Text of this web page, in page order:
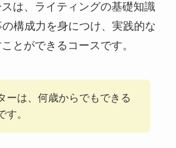
は、ライティングの基礎知識
構成力を身につけ、実践的な
とができるコースです。
ーは、何歳からでもできる
す。